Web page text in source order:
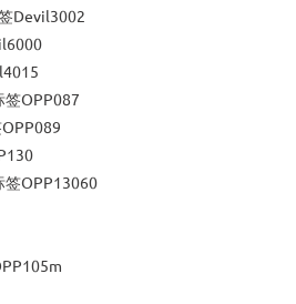
Devil3002
签OPP087
签OPP13060